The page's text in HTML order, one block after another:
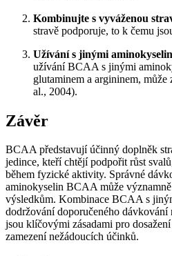
Kombinujte s vyváženou
stravě podporuje, to k čemu
Užívání s jinými
užívání BCAA s jinými
glutaminem a argininem,
al., 2004).
Závěr
BCAA představují účinný doplněk
jedince, kteří chtějí podpořit růst
během fyzické aktivity. Správné
aminokyselin BCAA může
výsledkům. Kombinace BCAA s
dodržování doporučeného
jsou klíčovými zásadami pro
zamezení nežádoucích účinků.